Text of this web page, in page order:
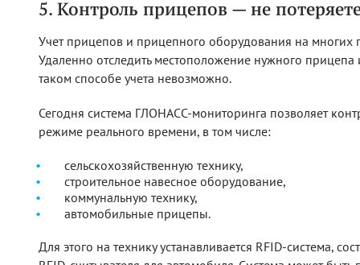
5. Контроль прицепов — не
Учет прицепов и прицепного оборудования на многих
Удаленно отследить местоположение нужного
таком способе учета невозможно.
Сегодня система ГЛОНАСС-мониторинга позволяет
режиме реального времени, в том числе:
сельскохозяйственную технику,
строительное навесное оборудование,
коммунальную технику,
автомобильные прицепы.
Для этого на технику устанавливается RFID-система,